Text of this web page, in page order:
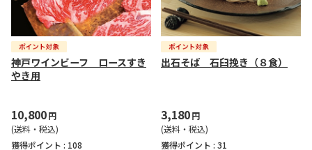
神戸ワインビーフ ロースすき
やき用
10,800円
(送料・税込)
獲得ポイント : 108
出石そば 石臼挽き（８食）
3,180円
(送料・税込)
獲得ポイント : 31